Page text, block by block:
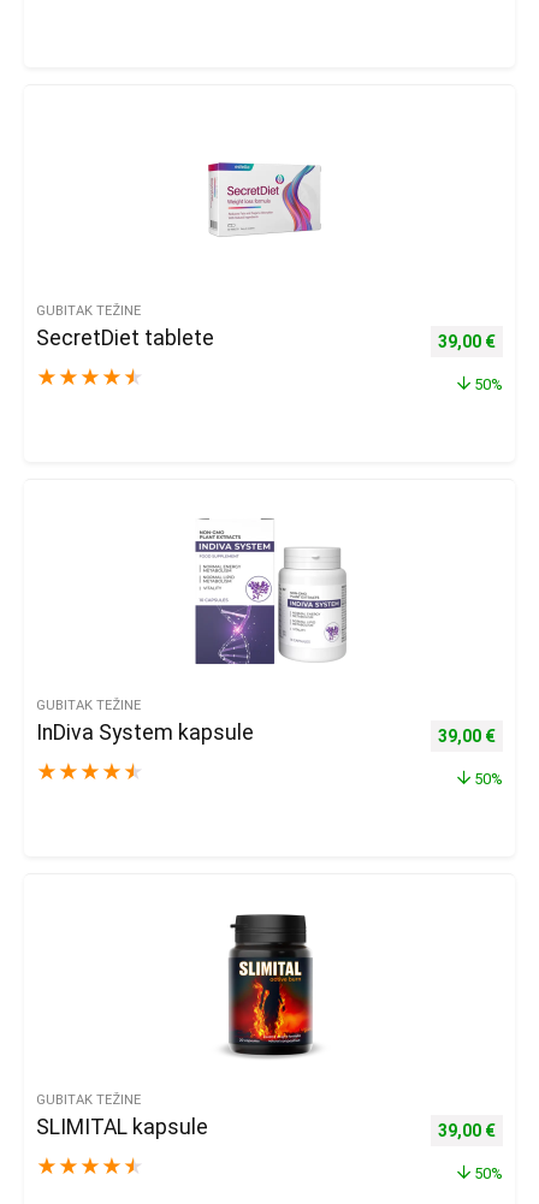
GUBITAK TEŽINE
SecretDiet tablete
★ ★ ★ ★ ★
Izvorna
39,00 €
50%
GUBITAK TEŽINE
InDiva System kapsule
★ ★ ★ ★ ★
Izvorna
39,00 €
50%
GUBITAK TEŽINE
SLIMITAL kapsule
★ ★ ★ ★ ★
Izvorna
39,00 €
50%